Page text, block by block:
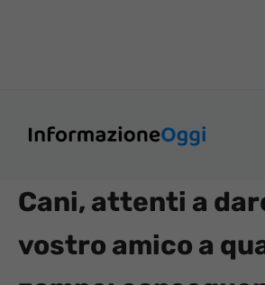
Cani, attenti a
vostro amico a